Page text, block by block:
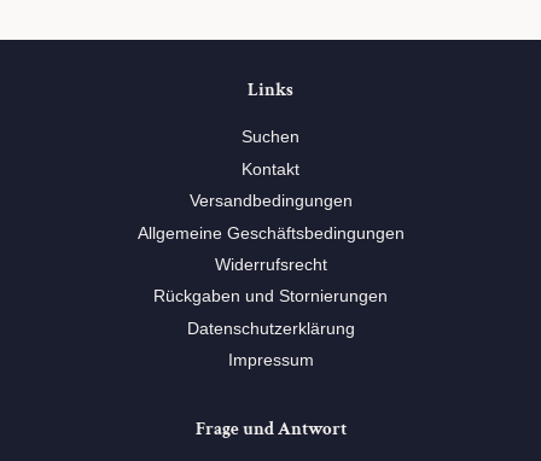
Links
Suchen
Kontakt
Versandbedingungen
Allgemeine Geschäftsbedingungen
Widerrufsrecht
Rückgaben und Stornierungen
Datenschutzerklärung
Impressum
Frage und Antwort